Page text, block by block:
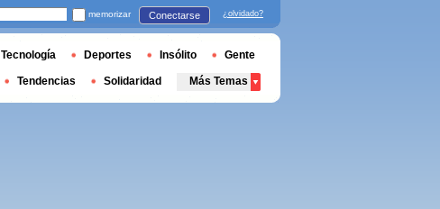
memorizar Conectarse ¿olvidado?
Tecnología Deportes Insólito Gente
Tendencias Solidaridad Más Temas